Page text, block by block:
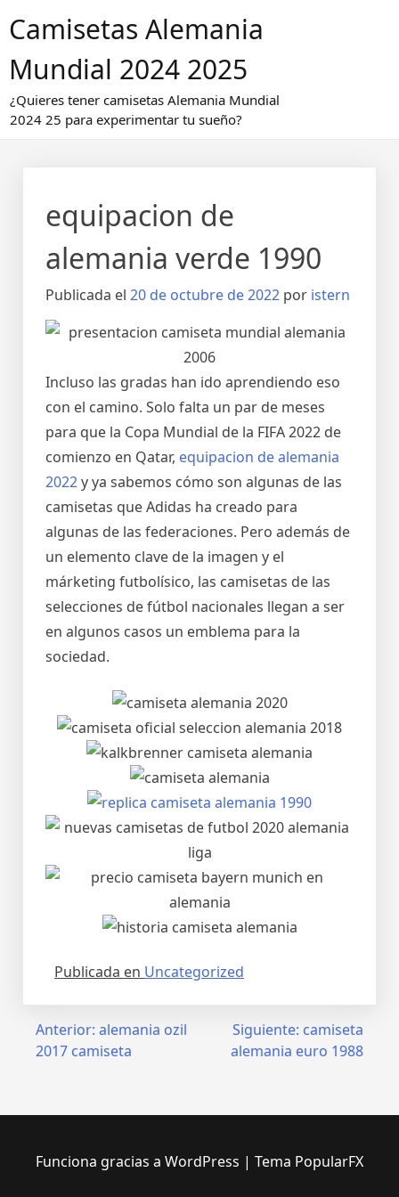
alCamisetas Alemania
Mundial 2024 2025
¿Quieres tener camisetas Alemania Mundial
2024 25 para experimentar tu sueño?
equipacion de
alemania verde 1990
Publicada el 20 de octubre de 2022 por istern
Incluso las gradas han ido aprendiendo eso
con el camino. Solo falta un par de meses
para que la Copa Mundial de la FIFA 2022 de
comienzo en Qatar, equipacion de alemania
2022y ya sabemos cómo son algunas de las
camisetas que Adidas ha creado para
algunas de las federaciones. Pero además de
un elemento clave de la imagen y el
márketing futbolísico, las camisetas de las
selecciones de fútbol nacionales llegan a ser
en algunos casos un emblema para la
sociedad.
Publicada en Uncategorized
Navegación
Anterior: alemania ozil
2017 camiseta
Siguiente: camiseta
alemania euro 1988
Funciona gracias a WordPress | Tema PopularFX